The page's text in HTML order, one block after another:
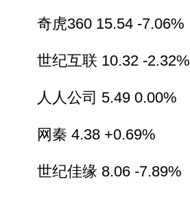
奇虎360 15.54 -7.06%
世纪互联 10.32 -2.32%
人人公司 5.49 0.00%
网秦 4.38 +0.69%
世纪佳缘 8.06 -7.89%